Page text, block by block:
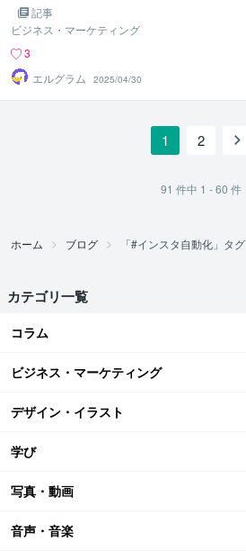
記事
ビジネス・マーケティング
3
エルグラム
2025/04/30
1 2
91 件中 1 - 60 件
ホーム ブログ 「#インスタ自動化」タグ
カテゴリ一覧
コラム
ビジネス・マーケティング
デザイン・イラスト
学び
写真・動画
音声・音楽